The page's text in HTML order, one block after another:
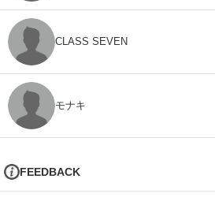
CLASS SEVEN
モナキ
FEEDBACK